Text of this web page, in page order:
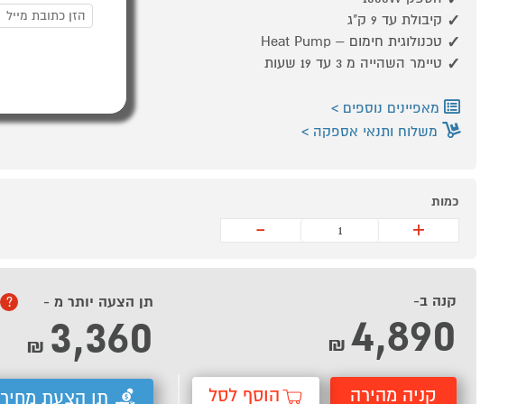
קיבולת עד 9 ק"ג
טכנולוגית חימום – Heat Pump
טיימר השהייה מ 3 עד 19 שעות
מאפיינים נוספים
משלוח ותנאי אספקה
כמות
+
-
קנה ב-
4,890
₪
קניה מהירה הוסף לסל
תן הצעה יותר מ - ?
3,360
₪
תן הצעת מחיר